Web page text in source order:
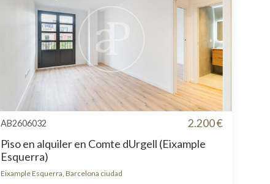
AB2606032 2.200 €
Piso en alquiler en Comte dUrgell (Eixample
Esquerra)
Eixample Esquerra, Barcelona ciudad